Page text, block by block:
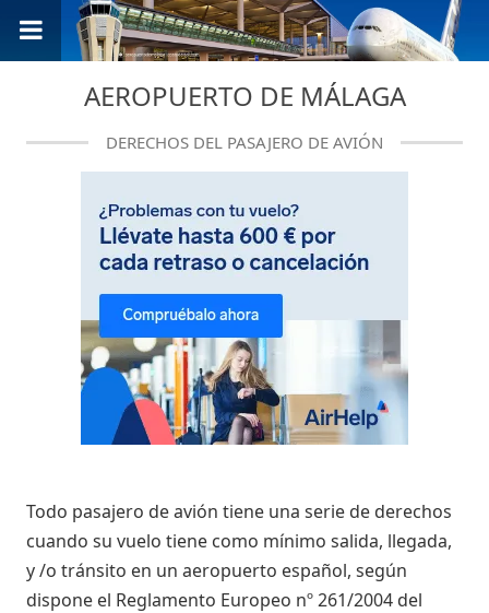
AEROPUERTO DE MÁLAGA
DERECHOS DEL PASAJERO DE AVIÓN
Todo pasajero de avión tiene una serie de derechos
cuando su vuelo tiene como mínimo salida, llegada,
y /o tránsito en un aeropuerto español, según
dispone el Reglamento Europeo nº 261/2004 del